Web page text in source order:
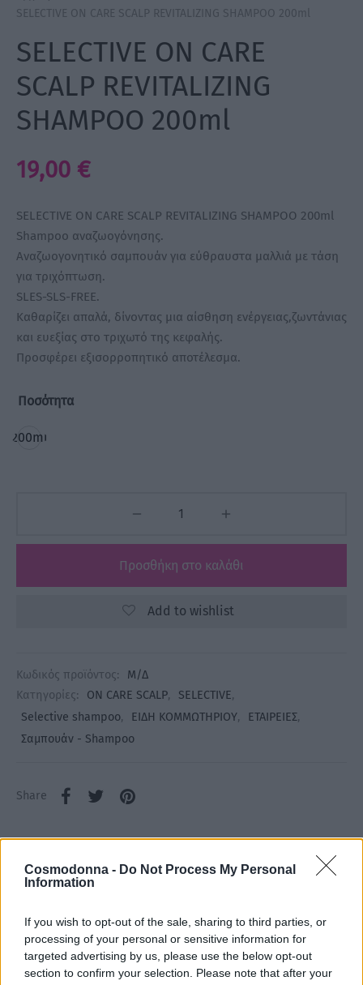
Cosmodonna - Do Not Process My Personal
Information
If you wish to opt-out of the sale, sharing to third parties, or
processing of your personal or sensitive information for
targeted advertising by us, please use the below opt-out
section to confirm your selection. Please note that after your
SELECTIVE ON CARE SCALP REVITALIZING SHAMPOO 200ml
SELECTIVE ON CARE
SCALP REVITALIZING
SHAMPOO 200ml
19,00 €
SELECTIVE ON CARE SCALP REVITALIZING SHAMPOO 200ml
Shampoo αναζωογόνησης.
Αναζωογονητικό σαμπουάν για εύθραυστα μαλλιά με τάση
για τριχόπτωση.
SLES-SLS-FREE.
Καθαρίζει απαλά, δίνοντας μια αίσθηση ενέργειας,ζωντάνιας
και ευεξίας στο τριχωτό της κεφαλής.
Προσφέρει εξισορροπητικό αποτέλεσμα.
Ποσότητα
200ml
Προσθήκη στο καλάθι
Add to wishlist
Κωδικός προϊόντος:
Μ/Δ
Κατηγορίες:
ON CARE SCALP, SELECTIVE,
Selective shampoo, ΕΙΔΗ ΚΟΜΜΩΤΗΡΙΟΥ, ΕΤΑΙΡΕΙΕΣ,
Σαμπουάν - Shampoo
Share
Επιπλέον πληροφορίες
SELECTIVE ON CARE SCALP REVITALIZING SHAMPOO
Xanitalia